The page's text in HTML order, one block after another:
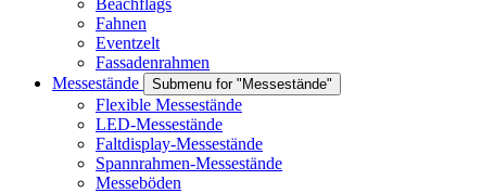
Beachflags
Fahnen
Eventzelt
Fassadenrahmen
Messestände
Submenu for "Messestände"
Flexible Messestände
LED-Messestände
Faltdisplay-Messestände
Spannrahmen-Messestände
Messeböden